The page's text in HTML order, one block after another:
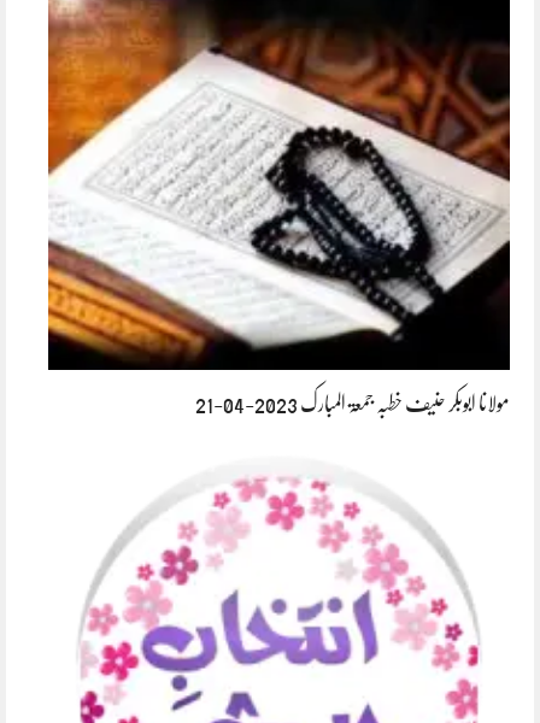
مولانا ابوبکر حنیف خطبہ جمعۃ المبارک 2023-04-21